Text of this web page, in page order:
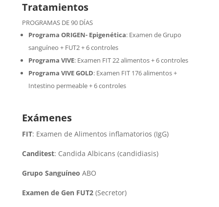
Tratamientos
PROGRAMAS DE 90 DÍAS
Programa ORIGEN- Epigenética:Examen de Grupo
sanguíneo + FUT2 + 6 controles
Programa VIVE: Examen FIT 22 alimentos + 6 controles
Programa VIVE GOLD: Examen FIT 176 alimentos +
Intestino permeable + 6 controles
Exámenes
FIT: Examen de Alimentos inflamatorios (IgG)
Canditest: Candida Albicans (candidiasis)
Grupo Sanguíneo ABO
Examen de Gen FUT2(Secretor)